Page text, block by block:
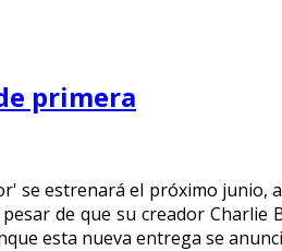
primera
se estrenará el próximo
de que su creador
esta nueva entrega se